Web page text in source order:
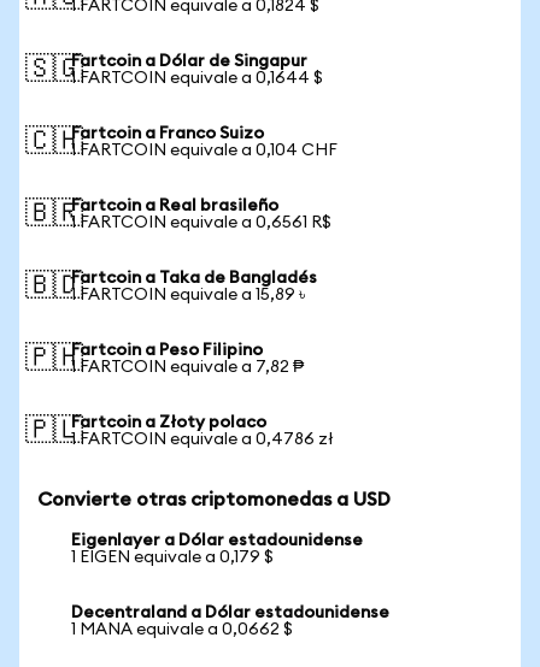
1 FARTCOIN equivale a 0,1824 $
🇸🇬Fartcoin a Dólar de Singapur
1 FARTCOIN equivale a 0,1644 $
🇨🇭Fartcoin a Franco Suizo
1 FARTCOIN equivale a 0,104 CHF
🇧🇷Fartcoin a Real brasileño
1 FARTCOIN equivale a 0,6561 R$
🇧🇩Fartcoin a Taka de Bangladés
1 FARTCOIN equivale a 15,89 ৳
🇵🇭Fartcoin a Peso Filipino
1 FARTCOIN equivale a 7,82 ₱
🇵🇱Fartcoin a Złoty polaco
1 FARTCOIN equivale a 0,4786 zł
Convierte otras criptomonedas a USD
Eigenlayer a Dólar estadounidense
1 EIGEN equivale a 0,179 $
Decentraland a Dólar estadounidense
1 MANA equivale a 0,0662 $